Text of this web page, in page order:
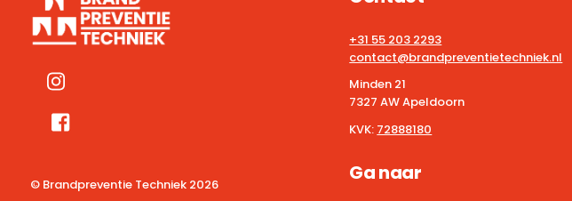
© Brandpreventie Techniek 2026
+31 55 203 2293
contact@brandpreventietechniek.nl
Minden 21
7327 AW Apeldoorn
KVK: 72888180
Ga naar